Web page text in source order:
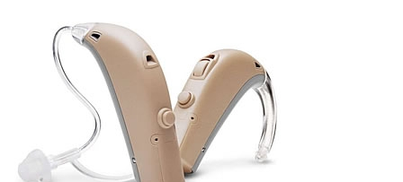
Zoeken
Snel zoeken
Signia hoortoestellen
Signia Pure BCT IXSignia Silk IX
Audio Service R LI 7
Hoortoestelbatterijen
Widex filters Filters
Domes
Onderhoudsartikelen
Signia Active Mini IX - Oplaadbaar